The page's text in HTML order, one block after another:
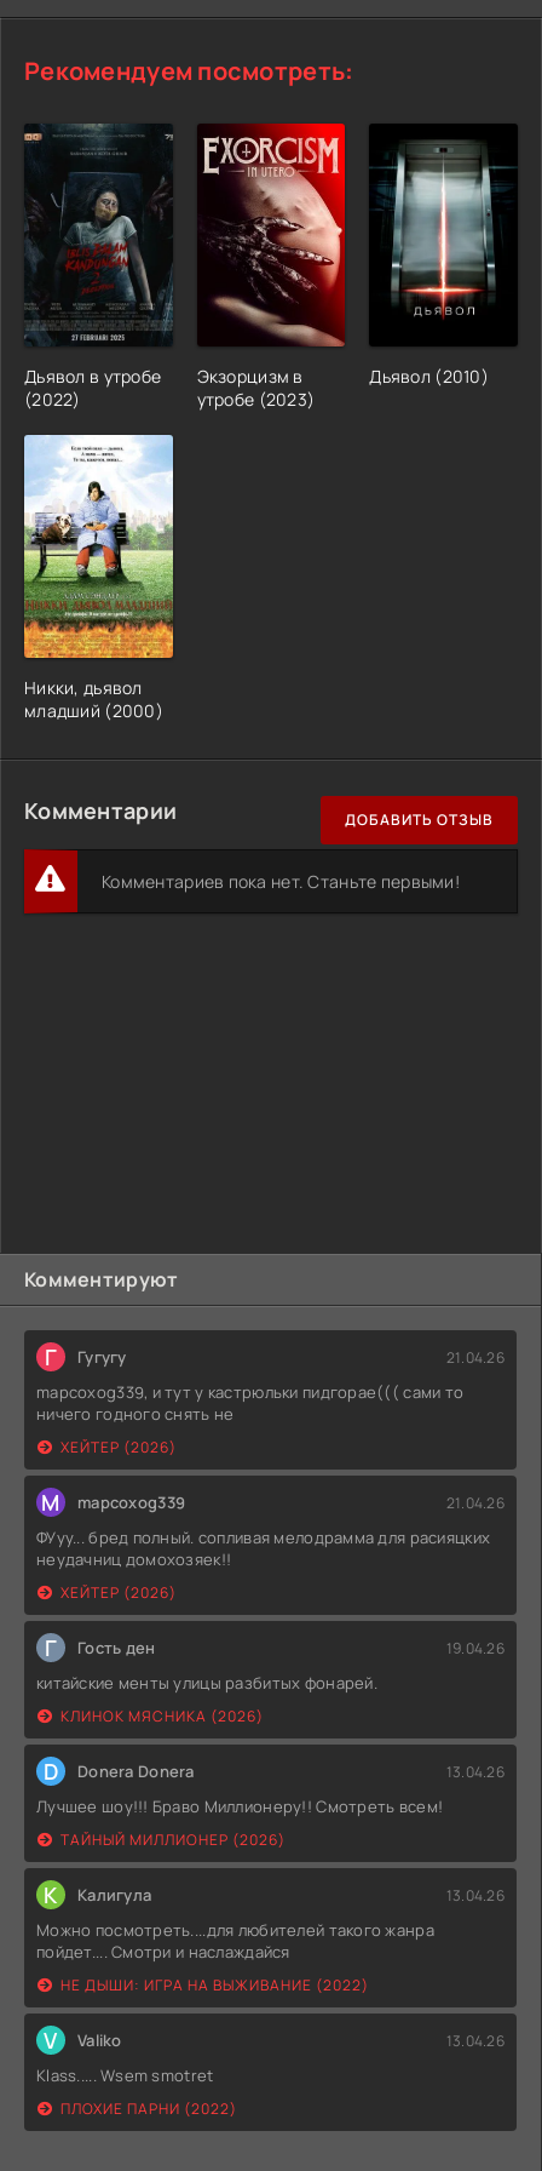
Комментируют
Г Гугугу 21.04.26
mapcoxog339, и тут у кастрюльки пидгорае((( сами то
ничего годного снять не
ХЕЙТЕР (2026)
M mapcoxog339 21.04.26
ФУуу... бред полный. сопливая мелодрамма для расияцких
неудачниц домохозяек!!
ХЕЙТЕР (2026)
Г Гость ден 19.04.26
китайские менты улицы разбитых фонарей.
КЛИНОК МЯСНИКА (2026)
D Donera Donera 13.04.26
Лучшее шоу!!! Браво Миллионеру!! Смотреть всем!
ТАЙНЫЙ МИЛЛИОНЕР (2026)
К Калигула 13.04.26
Можно посмотреть....для любителей такого жанра
пойдет.... Смотри и наслаждайся
НЕ ДЫШИ: ИГРА НА ВЫЖИВАНИЕ (2022)
V Valiko 13.04.26
Klass..... Wsem smotret
ПЛОХИЕ ПАРНИ (2022)
Рекомендуем посмотреть:
Дьявол в утробе
(2022)
Экзорцизм в
утробе (2023)
Дьявол (2010)
Никки, дьявол
младший (2000)
Комментарии ДОБАВИТЬ ОТЗЫВ
Комментариев пока нет. Станьте первыми!